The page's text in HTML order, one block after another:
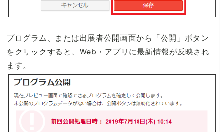
プログラム、または出展者公開画面から「公開」ボタン
をクリックすると、Web・アプリに最新情報が反映され
ます。